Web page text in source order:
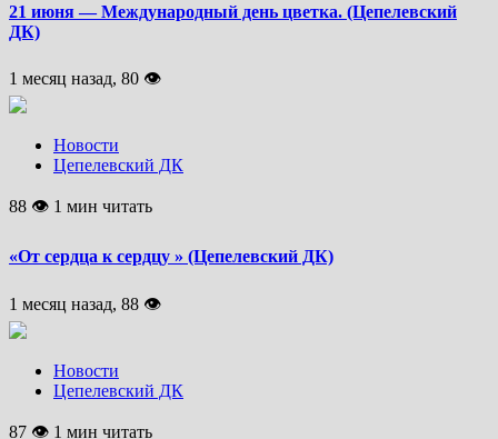
21 июня — Международный день цветка. (Цепелевский
ДК)
1 месяц назад, 80 👁
Новости
Цепелевский ДК
88 👁 1 мин читать
«От сердца к сердцу » (Цепелевский ДК)
1 месяц назад, 88 👁
Новости
Цепелевский ДК
87 👁 1 мин читать